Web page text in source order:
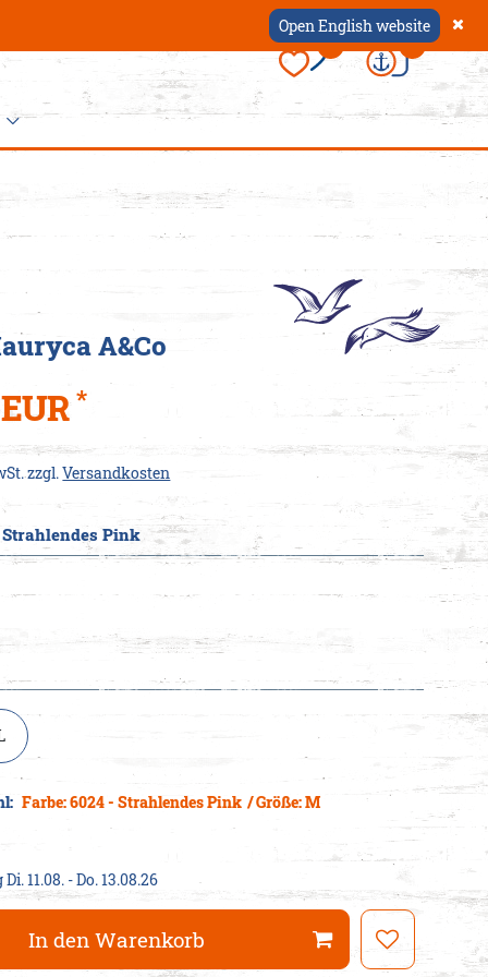
Open English website
0 0
Dein
Accessoires
A&Co
*
zzgl.Versandkosten
Strahlendes Pink
Farbe: 6024 - Strahlendes Pink / Größe: M
11.08. - Do. 13.08.26
In den Warenkorb